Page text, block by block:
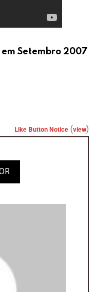
Setembro 2007
Like Button Notice (view)